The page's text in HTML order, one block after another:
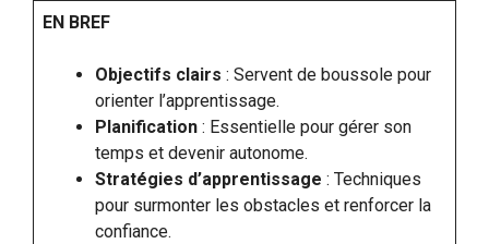
EN BREF
Objectifs clairs : Servent de boussole pour
orienter l’apprentissage.
Planification : Essentielle pour gérer son
temps et devenir autonome.
Stratégies d’apprentissage : Techniques
pour surmonter les obstacles et renforcer la
confiance.